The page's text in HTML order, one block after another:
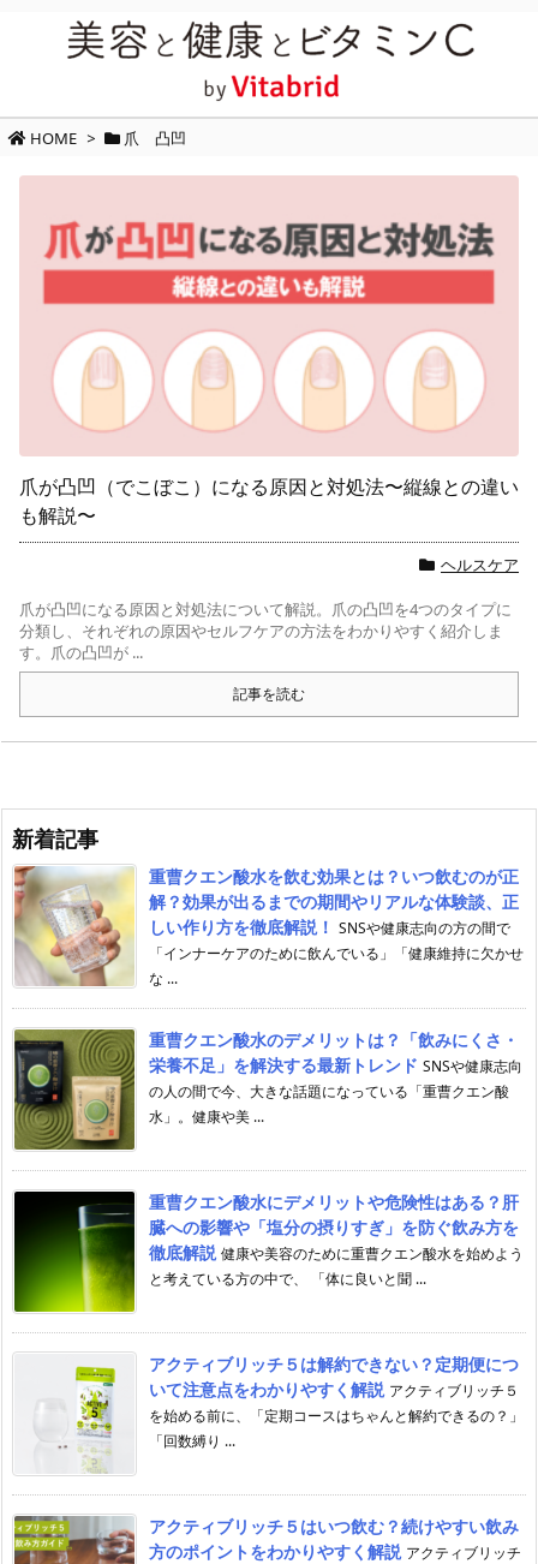
HOME > 爪 凸凹
爪が凸凹（でこぼこ）になる原因と対処法〜縦線との違い
も解説〜
ヘルスケア
爪が凸凹になる原因と対処法について解説。爪の凸凹を4つのタイプに
分類し、それぞれの原因やセルフケアの方法をわかりやすく紹介しま
す。爪の凸凹が ...
記事を読む
新着記事
重曹クエン酸水を飲む効果とは？いつ飲むのが正
解？効果が出るまでの期間やリアルな体験談、正
しい作り方を徹底解説！ SNSや健康志向の方の間で
「インナーケアのために飲んでいる」「健康維持に欠かせ
な ...
重曹クエン酸水のデメリットは？「飲みにくさ・
栄養不足」を解決する最新トレンド SNSや健康志向
の人の間で今、大きな話題になっている「重曹クエン酸
水」。健康や美 ...
重曹クエン酸水にデメリットや危険性はある？肝
臓への影響や「塩分の摂りすぎ」を防ぐ飲み方を
徹底解説 健康や美容のために重曹クエン酸水を始めよう
と考えている方の中で、 「体に良いと聞 ...
アクティブリッチ５は解約できない？定期便につ
いて注意点をわかりやすく解説 アクティブリッチ５
を始める前に、「定期コースはちゃんと解約できるの？」
「回数縛り ...
アクティブリッチ５はいつ飲む？続けやすい飲み
方のポイントをわかりやすく解説 アクティブリッチ